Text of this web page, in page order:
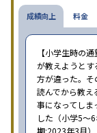
成績向上
【小学生時の
が教えようと
方が違った。そ
読んでから教え
事になってしま
した（小学5〜
料金